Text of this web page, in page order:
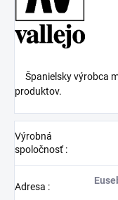
Španielsky výrobca
produktov.
Výrobná
spoločnosť:
Adresa :